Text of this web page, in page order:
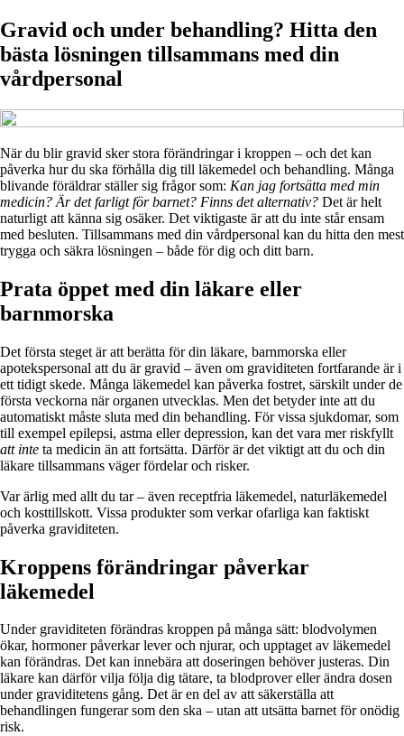
Gravid och under behandling? Hitta den
bästa lösningen tillsammans med din
vårdpersonal
När du blir gravid sker stora förändringar i kroppen – och det kan
påverka hur du ska förhålla dig till läkemedel och behandling. Många
blivande föräldrar ställer sig frågor som: Kan jag fortsätta med min
medicin? Är det farligt för barnet? Finns det alternativ? Det är helt
naturligt att känna sig osäker. Det viktigaste är att du inte står ensam
med besluten. Tillsammans med din vårdpersonal kan du hitta den mest
trygga och säkra lösningen – både för dig och ditt barn.
Prata öppet med din läkare eller
barnmorska
Det första steget är att berätta för din läkare, barnmorska eller
apotekspersonal att du är gravid – även om graviditeten fortfarande är i
ett tidigt skede. Många läkemedel kan påverka fostret, särskilt under de
första veckorna när organen utvecklas. Men det betyder inte att du
automatiskt måste sluta med din behandling. För vissa sjukdomar, som
till exempel epilepsi, astma eller depression, kan det vara mer riskfyllt
att inte ta medicin än att fortsätta. Därför är det viktigt att du och din
läkare tillsammans väger fördelar och risker.
Var ärlig med allt du tar – även receptfria läkemedel, naturläkemedel
och kosttillskott. Vissa produkter som verkar ofarliga kan faktiskt
påverka graviditeten.
Kroppens förändringar påverkar
läkemedel
Under graviditeten förändras kroppen på många sätt: blodvolymen
ökar, hormoner påverkar lever och njurar, och upptaget av läkemedel
kan förändras. Det kan innebära att doseringen behöver justeras. Din
läkare kan därför vilja följa dig tätare, ta blodprover eller ändra dosen
under graviditetens gång. Det är en del av att säkerställa att
behandlingen fungerar som den ska – utan att utsätta barnet för onödig
risk.